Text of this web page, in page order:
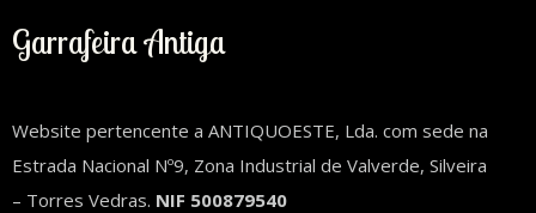
Garrafeira Antiga
Website pertencente a ANTIQUOESTE, Lda. com sede na
Estrada Nacional Nº9, Zona Industrial de Valverde, Silveira
– Torres Vedras. NIF 500879540